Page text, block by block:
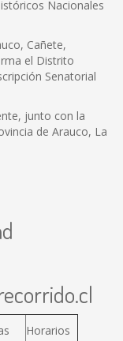
Nacionales
Cañete,
el Distrito
Senatorial
junto con la
de Arauco, La
Horarios